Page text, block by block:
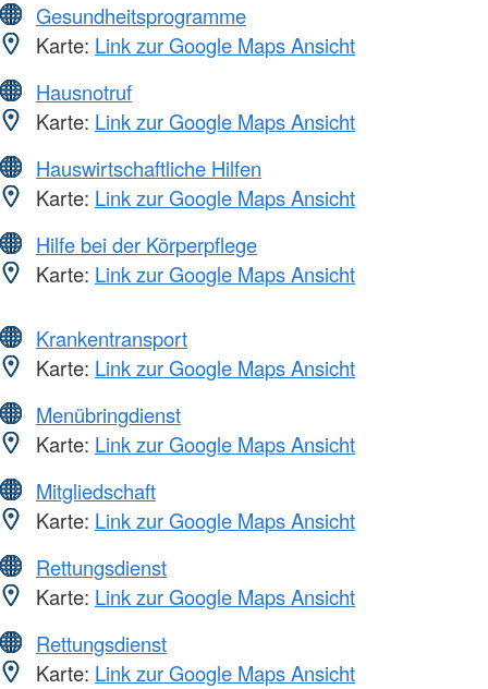
Gesundheitsprogramme
Karte: Link zur Google Maps Ansicht
Hausnotruf
Karte: Link zur Google Maps Ansicht
Hauswirtschaftliche Hilfen
Karte: Link zur Google Maps Ansicht
Hilfe bei der Körperpflege
Karte: Link zur Google Maps Ansicht
Krankentransport
Karte: Link zur Google Maps Ansicht
Menübringdienst
Karte: Link zur Google Maps Ansicht
Mitgliedschaft
Karte: Link zur Google Maps Ansicht
Rettungsdienst
Karte: Link zur Google Maps Ansicht
Rettungsdienst
Karte: Link zur Google Maps Ansicht